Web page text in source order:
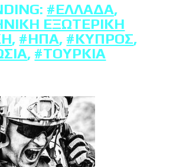
#ΕΛΛΆΔΑ,
ΕΞΩΤΕΡΙΚΉ
, #ΗΠΑ, #ΚΎΠΡΟΣ,
, #ΤΟΥΡΚΊΑ